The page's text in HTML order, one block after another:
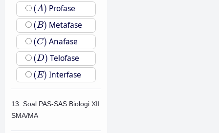
(A)
(A) Profase
(B)
(B) Metafase
(C)
(C) Anafase
(D)
(D) Telofase
(E)
(E) Interfase
13. Soal PAS-SAS Biologi XII
SMA/MA